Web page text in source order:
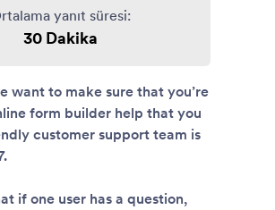
yanıt süresi:
30 Dakika
want to make sure that you’re
form builder help that you
customer support team is
if one user has a question,